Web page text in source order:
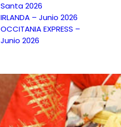
Santa 2026
IRLANDA – Junio 2026
OCCITANIA EXPRESS –
Junio 2026